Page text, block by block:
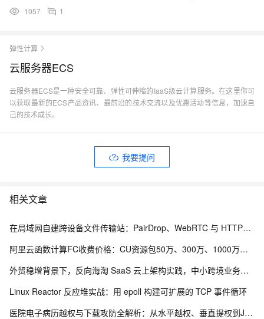
1057 1
弹性计算
云服务器ECS
云服务器ECS是一种安全可靠、弹性可伸缩的IaaS级云计算服务。在这里你可
以获取最新的ECS产品资讯、最前沿的技术交流以及优惠活动等信息，加速自
己的技术成长。
我要提问
相关文章
在局域网自建跨设备文件传输站：PairDrop、WebRTC 与 HTTPS 部署实践
阿里云函数计算FC收费价格：CU资源包50万、300万、1000万、2亿、20亿及4000万CU费用清单
外贸稳增背景下，反向海淘 SaaS 云上架构实践，中小跨境业务如何低成本扛住流量脉冲
Linux Reactor 反应堆实战：用 epoll 构建可扩展的 TCP 事件循环
医院电子病历越权与下载攻防全解析：从水平越权、垂直提权到JWT防线与目录穿越